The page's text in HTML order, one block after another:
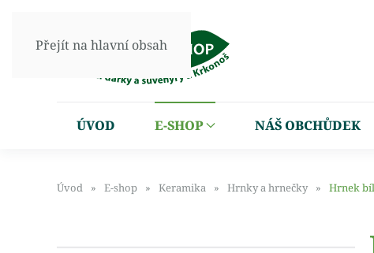
Přejít na hlavní obsah
ÚVOD E-SHOP NÁŠ OBCHŮDEK
Úvod E-shop Keramika Hrnky a hrnečky Hrnek